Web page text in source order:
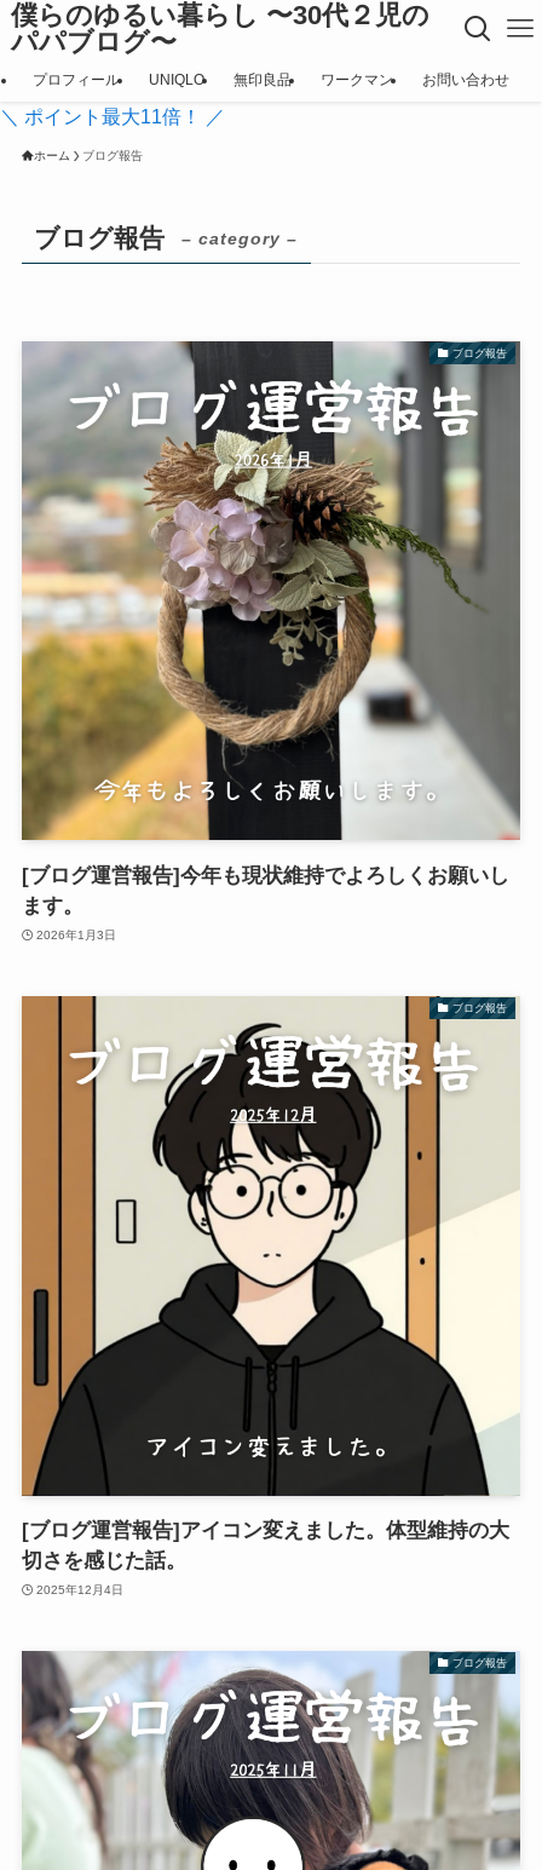
僕らのゆるい暮らし 〜30代２児の
パパブログ〜
プロフィール UNIQLO 無印良品 ワークマン お問い合わせ
＼ ポイント最大11倍！ ／
ホーム ブログ報告
ブログ報告 – category –
ブログ報告
[ブログ運営報告]今年も現状維持でよろしくお願いし
ます。
2026年1月3日
ブログ報告
[ブログ運営報告]アイコン変えました。体型維持の大
切さを感じた話。
2025年12月4日
ブログ報告